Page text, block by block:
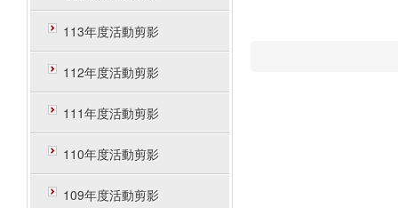
113年度活動剪影
112年度活動剪影
111年度活動剪影
110年度活動剪影
109年度活動剪影